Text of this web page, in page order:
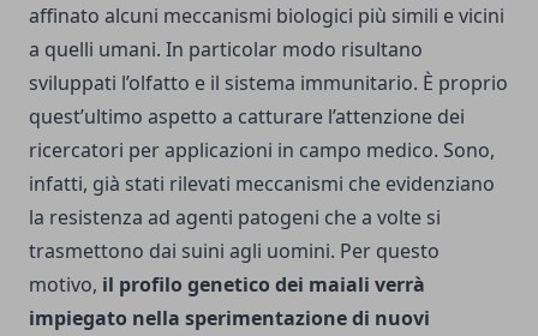
affinato alcuni meccanismi biologici più simili e vicini
a quelli umani. In particolar modo risultano
sviluppati l’olfatto e il sistema immunitario. È proprio
quest’ultimo aspetto a catturare l’attenzione dei
ricercatori per applicazioni in campo medico. Sono,
infatti, già stati rilevati meccanismi che evidenziano
la resistenza ad agenti patogeni che a volte si
trasmettono dai suini agli uomini. Per questo
motivo, il profilo genetico dei maiali verrà
impiegato nella sperimentazione di nuovi